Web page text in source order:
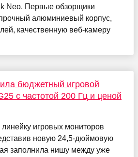
Neo. Первые обзорщики
алюминиевый корпус,
качественную веб-камеру
бюджетный игровой
с частотой 200 Гц и ценой
игровых мониторов
новую 24,5-дюймовую
заполнила нишу между уже